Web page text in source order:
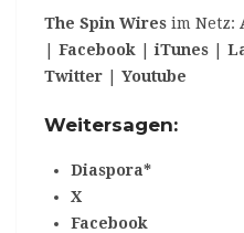
The Spin Wires im Netz:
Facebook |iTunes
Twitter
Youtube
Weitersagen:
Diaspora*
X
Facebook